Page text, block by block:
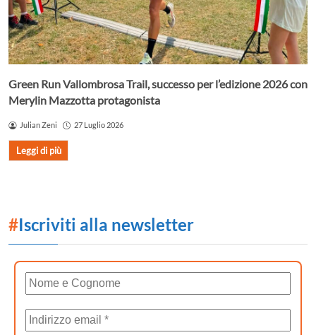
Green Run Vallombrosa Trail, successo per l’edizione 2026 con
Merylin Mazzotta protagonista
Julian Zeni 27 Luglio 2026
Leggi di più
#Iscriviti alla newsletter